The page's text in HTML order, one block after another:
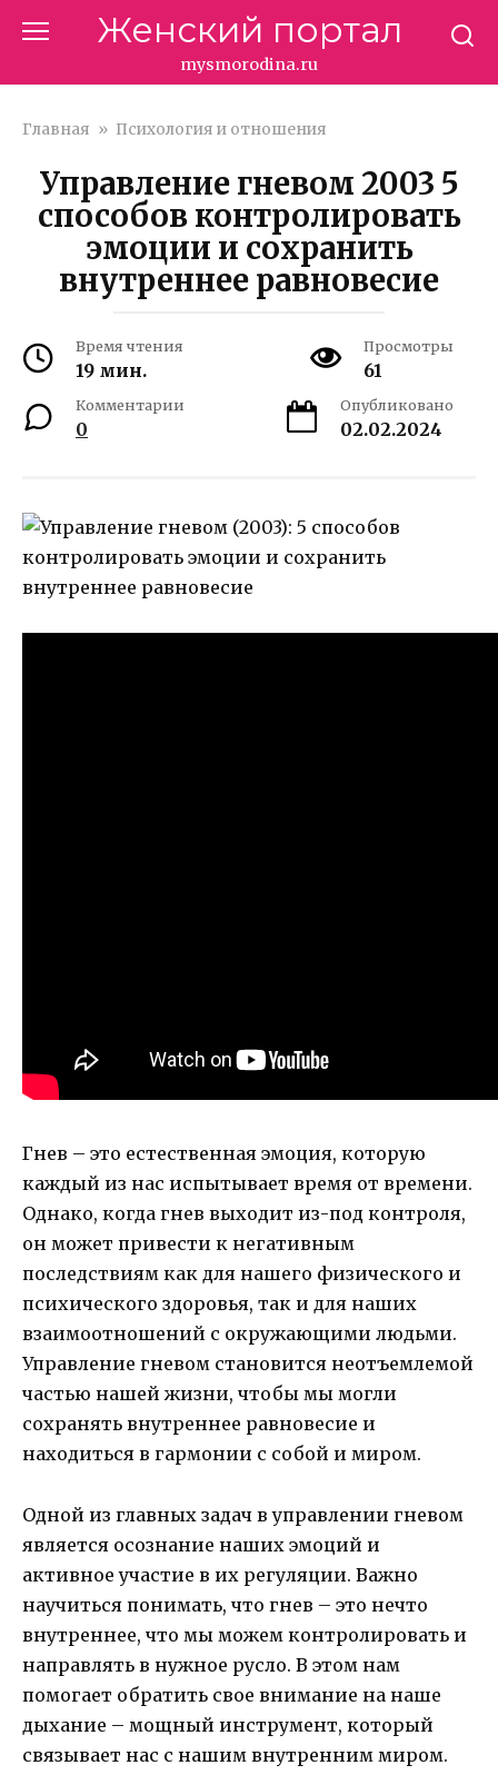
Женский портал
mysmorodina.ru
Главная » Психология и отношения
Управление гневом 2003 5
способов контролировать
эмоции и сохранить
внутреннее равновесие
Время чтения
19 мин.
Просмотры
61
Комментарии
0
Опубликовано
02.02.2024
Гнев – это естественная эмоция, которую
каждый из нас испытывает время от времени.
Однако, когда гнев выходит из-под контроля,
он может привести к негативным
последствиям как для нашего физического и
психического здоровья, так и для наших
взаимоотношений с окружающими людьми.
Управление гневом становится неотъемлемой
частью нашей жизни, чтобы мы могли
сохранять внутреннее равновесие и
находиться в гармонии с собой и миром.
Одной из главных задач в управлении гневом
является осознание наших эмоций и
активное участие в их регуляции. Важно
научиться понимать, что гнев – это нечто
внутреннее, что мы можем контролировать и
направлять в нужное русло. В этом нам
помогает обратить свое внимание на наше
дыхание – мощный инструмент, который
связывает нас с нашим внутренним миром.